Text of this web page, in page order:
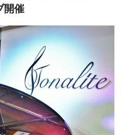
開催